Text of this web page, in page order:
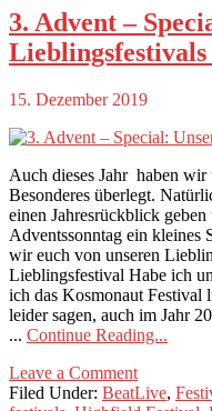
3. Advent –
Lieblingsfestivals
15. Dezember 2019
Auch dieses Jahr haben wir
Besonderes überlegt.
einen Jahresrückblick
Adventssonntag ein kleines
wir euch von unseren
Lieblingsfestival Habe ich
ich das Kosmonaut Festival
leider sagen, auch im Jahr
... Continue Reading...
Leave a Comment
Filed Under: BeatLive,